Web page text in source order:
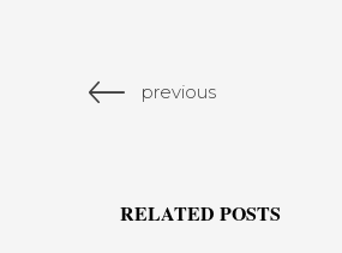
previous
RELATED POSTS